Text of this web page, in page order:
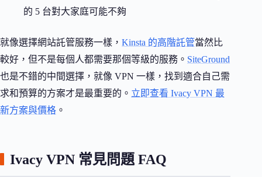
的 5 台對大家庭可能不夠
就像選擇網站託管服務一樣， Kinsta 的高階託管當然比
較好，但不是每個人都需要那個等級的服務。 SiteGround
也是不錯的中間選擇，就像 VPN 一樣，找到適合自己需
求和預算的方案才是最重要的。 立即查看 Ivacy VPN 最
新方案與價格 。
Ivacy VPN 常見問題 FAQ